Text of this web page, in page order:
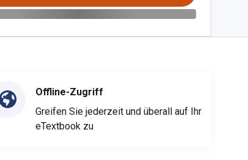
Offline-Zugriff
Greifen Sie jederzeit und überall auf Ihr
eTextbook zu